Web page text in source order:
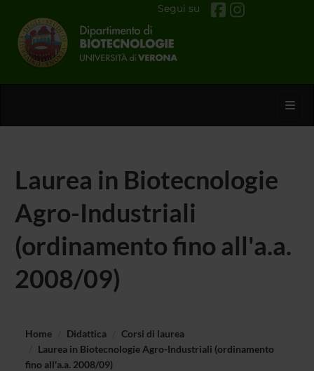
Segui su
Laurea in Biotecnologie
Agro-Industriali
(ordinamento fino all'a.a.
2008/09)
Home Didattica
Corsi di laurea
Laurea in Biotecnologie Agro-Industriali (ordinamento
fino all'a.a. 2008/09)